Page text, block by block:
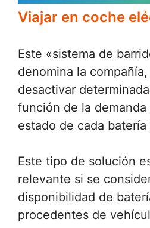
Viajar en coche
Este «sistema de
denomina la
desactivar
función de la
estado de cada
Este tipo de solución
relevante si se
disponibilidad de
procedentes de